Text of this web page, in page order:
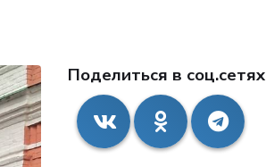
Поделиться в соц.сетях